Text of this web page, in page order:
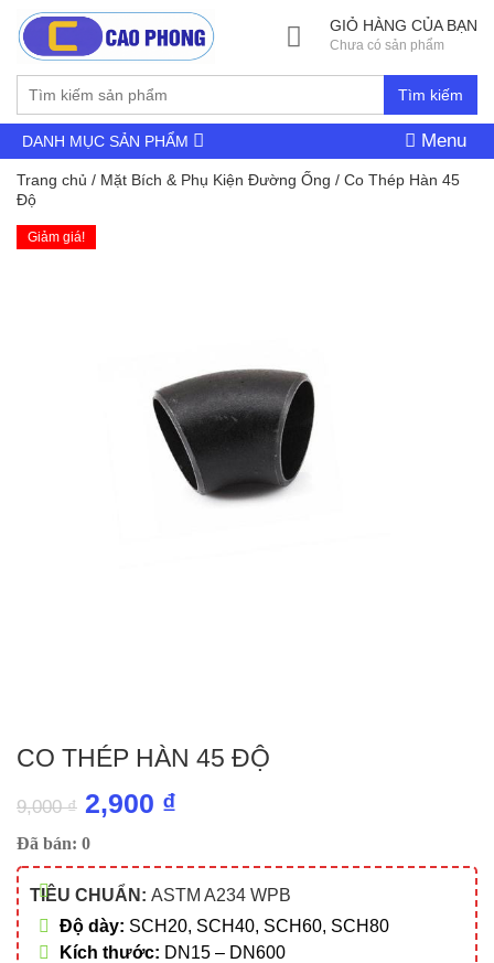
Tìm kiếm
GIỎ HÀNG CỦA BẠN
Chưa có sản phẩm
DANH MỤC SẢN PHẨM Menu
Trang chủ / Mặt Bích & Phụ Kiện Đường Ống / Co Thép Hàn 45
Độ
Giảm giá!
CO THÉP HÀN 45 ĐỘ
9,000₫ Giá
gốc
là:
9,000 ₫.
2,900 ₫
tại
là:
2,900 ₫.
Đã bán: 0
TIÊU CHUẨN: ASTM A234 WPB
Độ dày: SCH20, SCH40, SCH60, SCH80
Kích thước: DN15 – DN600